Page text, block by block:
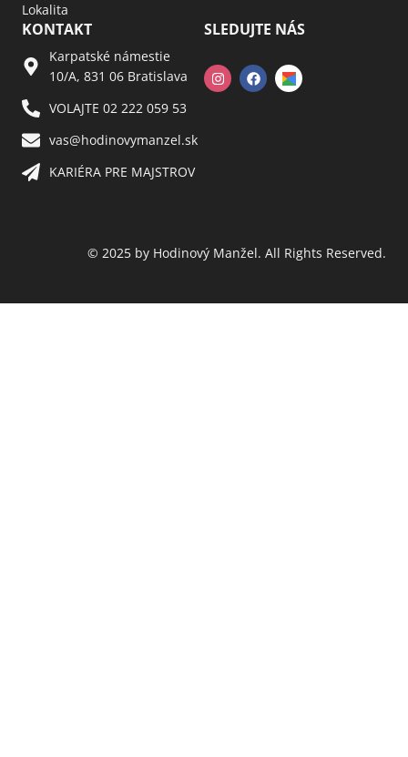
Lokalita
KONTAKT
Karpatské námestie
10/A, 831 06 Bratislava
VOLAJTE 02 222 059 53​
vas@hodinovymanzel.sk​
KARIÉRA PRE MAJSTROV​
SLEDUJTE NÁS
© 2025 by Hodinový Manžel. All Rights Reserved.